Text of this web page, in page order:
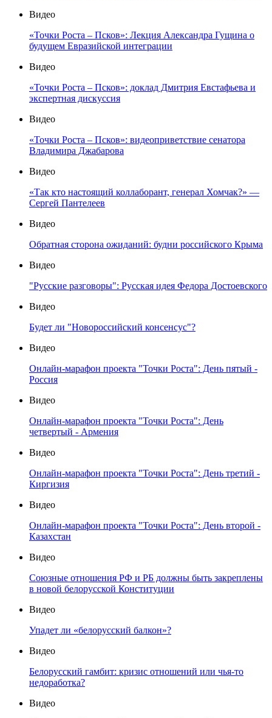
Видео
«Точки Роста – Псков»: Лекция Александра Гущина о
будущем Евразийской интеграции
Видео
«Точки Роста – Псков»: доклад Дмитрия Евстафьева и
экспертная дискуссия
Видео
«Точки Роста – Псков»: видеоприветствие сенатора
Владимира Джабарова
Видео
«Так кто настоящий коллаборант, генерал Хомчак?» —
Сергей Пантелеев
Видео
Обратная сторона ожиданий: будни российского Крыма
Видео
"Русские разговоры": Русская идея Федора Достоевского
Видео
Будет ли "Новороссийский консенсус"?
Видео
Онлайн-марафон проекта "Точки Роста": День пятый -
Россия
Видео
Онлайн-марафон проекта "Точки Роста": День
четвертый - Армения
Видео
Онлайн-марафон проекта "Точки Роста": День третий -
Киргизия
Видео
Онлайн-марафон проекта "Точки Роста": День второй -
Казахстан
Видео
Союзные отношения РФ и РБ должны быть закреплены
в новой белорусской Конституции
Видео
Упадет ли «белорусский балкон»?
Видео
Белорусский гамбит: кризис отношений или чья-то
недоработка?
Видео